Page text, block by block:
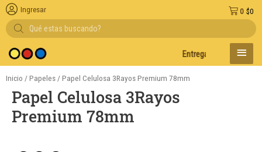
Búsqueda
de
productos
Entregas en el día en AMBA
$0
0
Ingresar
MENÚ
Inicio / Papeles / Papel Celulosa 3Rayos Premium 78mm
Papel Celulosa 3Rayos
Premium 78mm